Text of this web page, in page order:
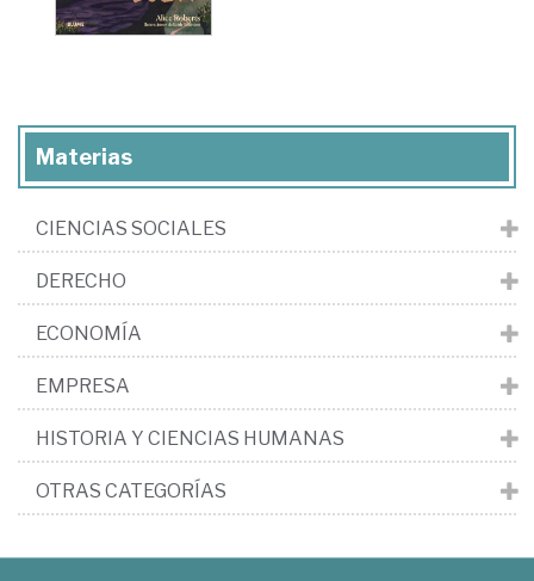
Materias
CIENCIAS SOCIALES
DERECHO
ECONOMÍA
EMPRESA
HISTORIA Y CIENCIAS HUMANAS
OTRAS CATEGORÍAS